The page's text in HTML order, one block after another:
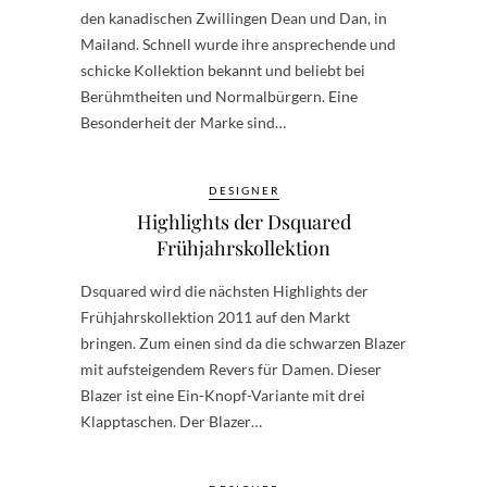
den kanadischen Zwillingen Dean und Dan, in
Mailand. Schnell wurde ihre ansprechende und
schicke Kollektion bekannt und beliebt bei
Berühmtheiten und Normalbürgern. Eine
Besonderheit der Marke sind…
DESIGNER
Highlights der Dsquared
Frühjahrskollektion
Dsquared wird die nächsten Highlights der
Frühjahrskollektion 2011 auf den Markt
bringen. Zum einen sind da die schwarzen Blazer
mit aufsteigendem Revers für Damen. Dieser
Blazer ist eine Ein-Knopf-Variante mit drei
Klapptaschen. Der Blazer…